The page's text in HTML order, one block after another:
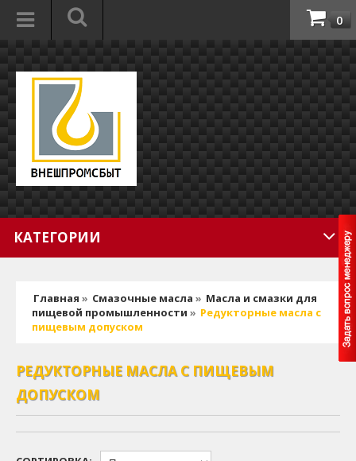
0
КАТЕГОРИИ
Главная » Смазочные масла » Масла и смазки для
пищевой промышленности » Редукторные масла с
пищевым допуском
РЕДУКТОРНЫЕ МАСЛА С ПИЩЕВЫМ
ДОПУСКОМ